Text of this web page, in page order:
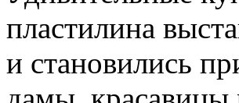
пластилина
и становились